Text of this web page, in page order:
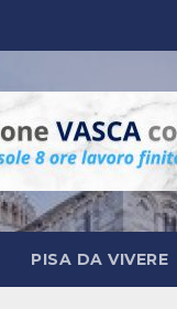
PISA DA VIVERE